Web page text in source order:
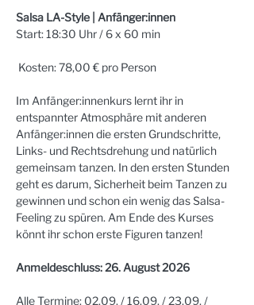
Salsa LA-Style | Anfänger:innen
Start: 18:30 Uhr / 6 x 60 min
Kosten: 78,00 € pro Person
Im Anfänger:innenkurs lernt ihr in
entspannter Atmosphäre mit anderen
Anfänger:innen die ersten Grundschritte,
Links- und Rechtsdrehung und natürlich
gemeinsam tanzen. In den ersten Stunden
geht es darum, Sicherheit beim Tanzen zu
gewinnen und schon ein wenig das Salsa-
Feeling zu spüren. Am Ende des Kurses
könnt ihr schon erste Figuren tanzen!
Anmeldeschluss: 26. August 2026
Alle Termine: 02.09. / 16.09. / 23.09. /